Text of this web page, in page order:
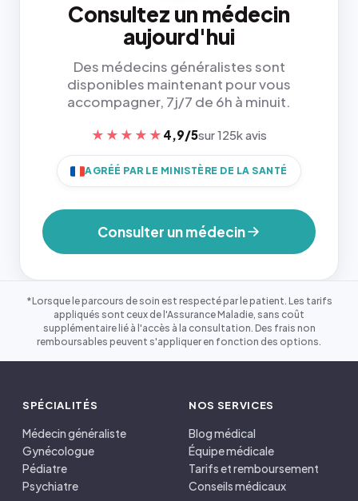
Consultez un médecin
aujourd'hui
Des médecins généralistes sont
disponibles maintenant pour vous
accompagner, 7j/7 de 6h à minuit.
★★★★★ 4,9/5sur 125k avis
AGRÉÉ PAR LE MINISTÈRE DE LA SANTÉ
Consulter un médecin
*Lorsque le parcours de soin est respecté par le patient. Les tarifs
appliqués sont ceux de l'Assurance Maladie, sans coût
supplémentaire lié à l'accès à la consultation. Des frais non
remboursables peuvent s'appliquer en fonction des options.
SPÉCIALITÉS
Médecin généraliste
Gynécologue
Pédiatre
Psychiatre
NOS SERVICES
Blog médical
Équipe médicale
Tarifs et remboursement
Conseils médicaux